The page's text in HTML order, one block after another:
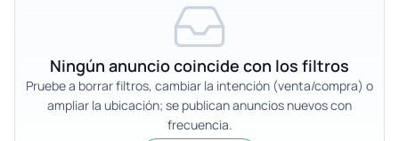
Ningún anuncio coincide con los filtros
Pruebe a borrar filtros, cambiar la intención (venta/compra) o
ampliar la ubicación; se publican anuncios nuevos con
frecuencia.